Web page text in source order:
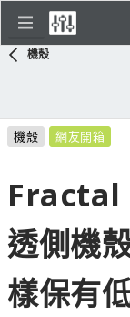
機殼
機殼 網友開箱
Fractal
透側機
樣保有